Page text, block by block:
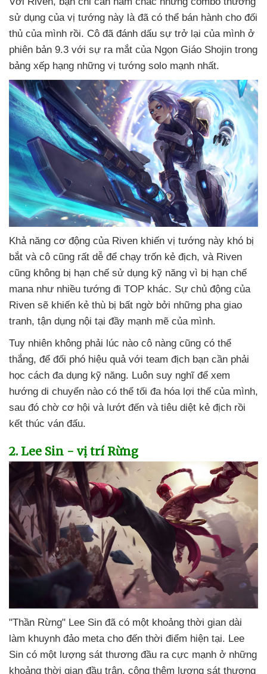
sử dụng của vị tướng này là đã có thể bán hành cho đối
thủ của mình rồi. Cô đã đánh dấu sự trở lại của mình ở
phiên bản 9.3 với sự ra mắt của Ngọn Giáo Shojin trong
bảng xếp hạng những vị tướng solo mạnh nhất.
Khả năng cơ động của Riven khiến vị tướng này khó bị
bắt và cô cũng rất dễ để chạy trốn kẻ địch, và Riven
cũng không bị hạn chế sử dụng kỹ năng vì bị hạn chế
mana như nhiều tướng đi TOP khác. Sự chủ động của
Riven sẽ khiến kẻ thù bị bất ngờ bởi những pha giao
tranh, tận dụng nội tại đầy mạnh mẽ của mình.
Tuy nhiên không phải lúc nào cô nàng cũng có thể
thắng, để đối phó hiệu quả với team địch bạn cần phải
học cách đa dụng kỹ năng. Luôn suy nghĩ để xem
hướng di chuyển nào có thể tối đa hóa lợi thế của mình,
sau đó chờ cơ hội và lướt đến và tiêu diệt kẻ địch rồi
kết thúc ván đấu.
2. Lee Sin - vị trí Rừng
"Thần Rừng" Lee Sin đã có một khoảng thời gian dài
làm khuynh đảo meta cho đến thời điểm hiện tại. Lee
Sin có một lượng sát thương đầu ra cực mạnh ở những
khoảng thời gian đầu trận, cộng thêm lượng sát thương